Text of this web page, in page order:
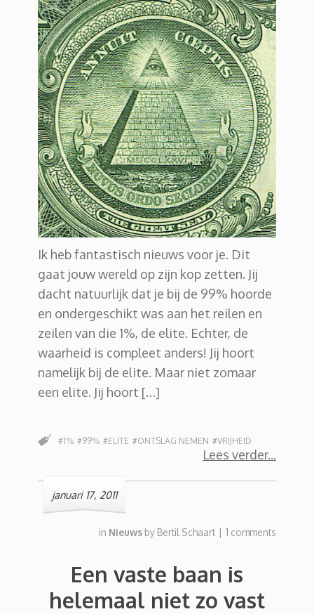
Ik heb fantastisch nieuws voor je. Dit
gaat jouw wereld op zijn kop zetten. Jij
dacht natuurlijk dat je bij de 99% hoorde
en ondergeschikt was aan het reilen en
zeilen van die 1%, de elite. Echter, de
waarheid is compleet anders! Jij hoort
namelijk bij de elite. Maar niet zomaar
een elite. Jij hoort […]
Lees verder
#1% #99% #ELITE #ONTSLAG NEMEN #VRIJHEID
januari 17, 2011
in Nieuws by Bertil Schaart | 1 comments
Een vaste baan is
helemaal niet zo vast